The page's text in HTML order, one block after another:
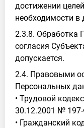
достижении
необходимости в
2.3.8. Обработка
согласия
допускается.
2.4. Правовыми
Персональных
• Трудовой
30.12.2001 №
• Гражданский